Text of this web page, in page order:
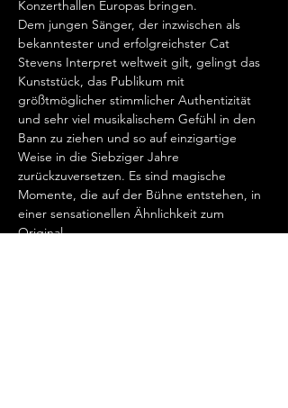
Konzerthallen Europas bringen.
Dem jungen Sänger, der inzwischen als
bekanntester und erfolgreichster Cat
Stevens Interpret weltweit gilt, gelingt das
Kunststück, das Publikum mit
größtmöglicher stimmlicher Authentizität
und sehr viel musikalischem Gefühl in den
Bann zu ziehen und so auf einzigartige
Weise in die Siebziger Jahre
zurückzuversetzen. Es sind magische
Momente, die auf der Bühne entstehen, in
einer sensationellen Ähnlichkeit zum
Original.